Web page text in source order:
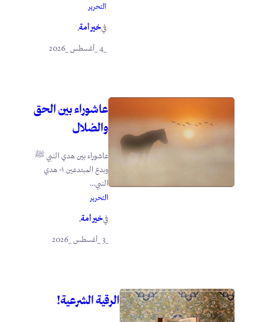
التحرير
فيخير أمة.
_4 _أغسطس _2026
عاشوراء بين الحق
والضلال
عاشوراء بين هدي النبي ﷺ
وبدع المبتدعين ١- هدي
النبي...
التحرير
فيخير أمة.
الرقية الشرعية!